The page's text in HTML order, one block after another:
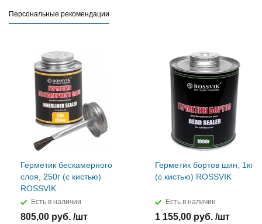
Персональные рекомендации
Герметик бескамерного
слоя, 250г (с кистью)
ROSSVIK
Есть в наличии
805,00 руб. /шт
Герметик бортов шин, 1кг
(с кистью) ROSSVIK
Есть в наличии
1 155,00 руб. /шт